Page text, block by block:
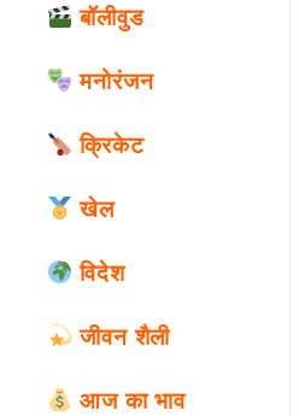
बॉलीवुड
मनोरंजन
क्रिकेट
खेल
विदेश
जीवन शैली
आज का भाव